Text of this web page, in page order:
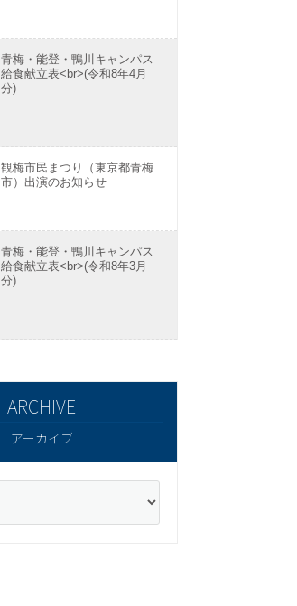
青梅・能登・鴨川キャンパス
給食献立表<br>(令和8年4月
分)
観梅市民まつり（東京都青梅
市）出演のお知らせ
青梅・能登・鴨川キャンパス
給食献立表<br>(令和8年3月
分)
アーカイブ